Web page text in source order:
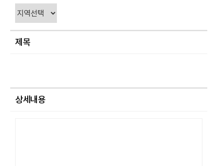
제목
상세내용